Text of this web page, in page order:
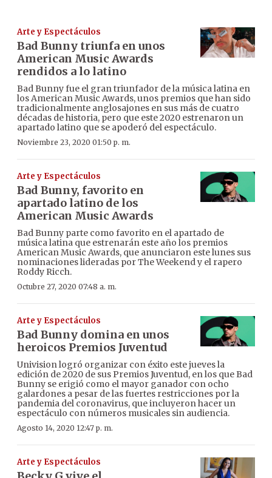
Arte y Espectáculos
Bad Bunny triunfa en unos
American Music Awards
rendidos a lo latino
Bad Bunny fue el gran triunfador de la música latina en
los American Music Awards, unos premios que han sido
tradicionalmente anglosajones en sus más de cuatro
décadas de historia, pero que este 2020 estrenaron un
apartado latino que se apoderó del espectáculo.
Noviembre 23, 2020 01:50 p. m.
Arte y Espectáculos
Bad Bunny, favorito en
apartado latino de los
American Music Awards
Bad Bunny parte como favorito en el apartado de
música latina que estrenarán este año los premios
American Music Awards, que anunciaron este lunes sus
nominaciones lideradas por The Weekend y el rapero
Roddy Ricch.
Octubre 27, 2020 07:48 a. m.
Arte y Espectáculos
Bad Bunny domina en unos
heroicos Premios Juventud
Univision logró organizar con éxito este jueves la
edición de 2020 de sus Premios Juventud, en los que Bad
Bunny se erigió como el mayor ganador con ocho
galardones a pesar de las fuertes restricciones por la
pandemia del coronavirus, que incluyeron hacer un
espectáculo con números musicales sin audiencia.
Agosto 14, 2020 12:47 p. m.
Arte y Espectáculos